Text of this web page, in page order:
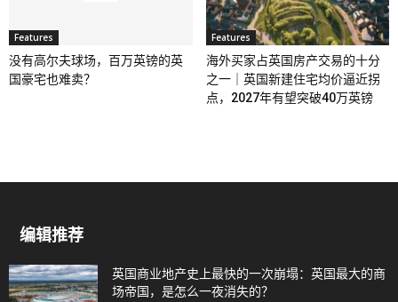
Features
没有高尔夫球场，百万英镑的英
国豪宅也难卖？
Features
海外买家占英国房产交易的十分
之一｜英国新建住宅均价逼近拐
点，2027年有望突破40万英镑
编辑推荐
英国商业地产史上最快的一次崩塌：英国最大的商
场帝国，是怎么一夜消失的？